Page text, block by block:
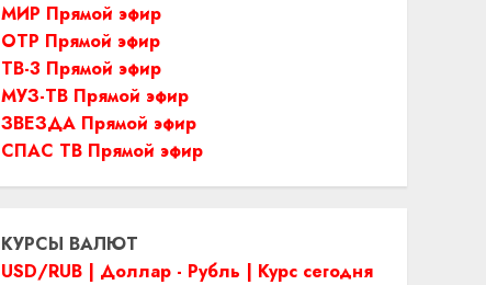
МИР Прямой эфир
ОТР Прямой эфир
ТВ-3 Прямой эфир
МУЗ-ТВ Прямой эфир
ЗВЕЗДА Прямой эфир
СПАС ТВ Прямой эфир
КУРСЫ ВАЛЮТ
USD/RUB | Доллар - Рубль | Курс сегодня